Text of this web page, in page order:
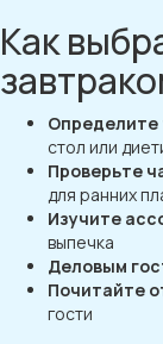
Как
Определите
стол или
Проверьте
для ранних
Изучите
выпечка
Деловым
Почитайте
гости